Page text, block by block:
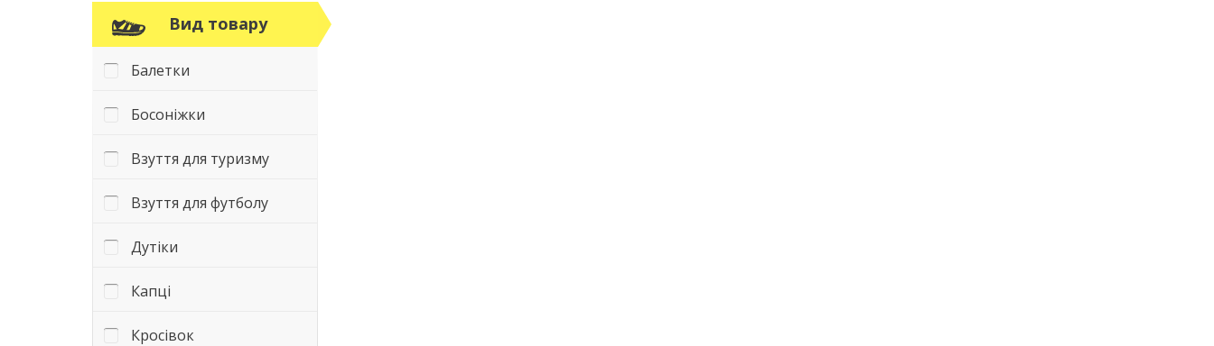
Вид товару
Балетки
Босоніжки
Взуття для туризму
Взуття для футболу
Дутіки
Капці
Кросівок